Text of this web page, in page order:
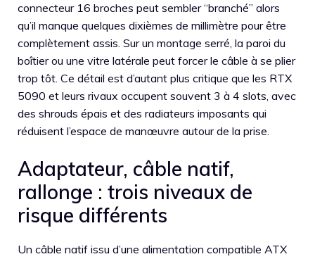
connecteur 16 broches peut sembler “branché” alors
qu’il manque quelques dixièmes de millimètre pour être
complètement assis. Sur un montage serré, la paroi du
boîtier ou une vitre latérale peut forcer le câble à se plier
trop tôt. Ce détail est d’autant plus critique que les RTX
5090 et leurs rivaux occupent souvent 3 à 4 slots, avec
des shrouds épais et des radiateurs imposants qui
réduisent l’espace de manœuvre autour de la prise.
Adaptateur, câble natif,
rallonge : trois niveaux de
risque différents
Un câble natif issu d’une alimentation compatible ATX